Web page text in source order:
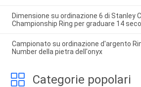
Dimensione su ordinazione 6 di Stanley
Championship Ring per graduare 14
Campionato su ordinazione d'argento
Number della pietra dell'onyx
Categorie popolari